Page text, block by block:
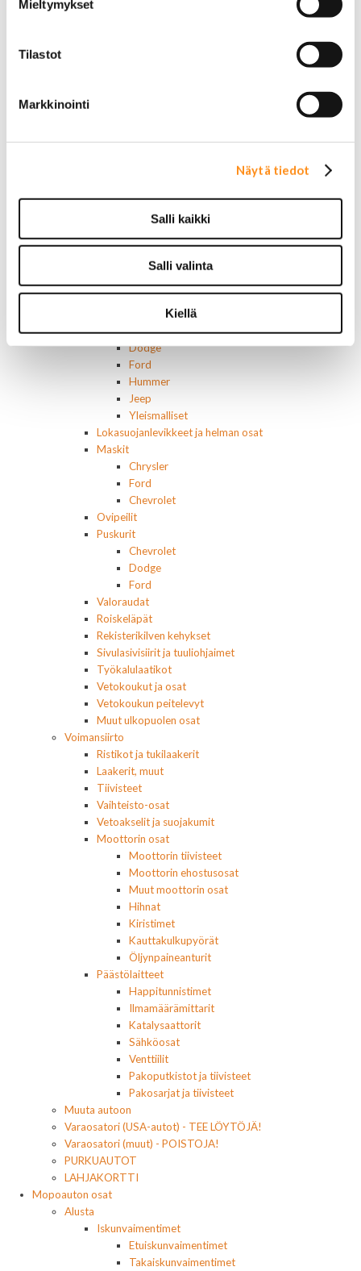
Mieltymykset
Tilastot
Markkinointi
Näytä tiedot
Salli kaikki
Salli valinta
Kiellä
Muut merkit
Ulkopuolen varusteet ja ehostus
Astinlaudat ja -putket
Erikoiskeulamerkit
Cadillac
Chevrolet
Chrysler
Dodge
Ford
Hummer
Jeep
Yleismalliset
Lokasuojanlevikkeet ja helman osat
Maskit
Chrysler
Ford
Chevrolet
Ovipeilit
Puskurit
Chevrolet
Dodge
Ford
Valoraudat
Roiskeläpät
Rekisterikilven kehykset
Sivulasivisiirit ja tuuliohjaimet
Työkalulaatikot
Vetokoukut ja osat
Vetokoukun peitelevyt
Muut ulkopuolen osat
Voimansiirto
Ristikot ja tukilaakerit
Laakerit, muut
Tiivisteet
Vaihteisto-osat
Vetoakselit ja suojakumit
Moottorin osat
Moottorin tiivisteet
Moottorin ehostusosat
Muut moottorin osat
Hihnat
Kiristimet
Kauttakulkupyörät
Öljynpaineanturit
Päästölaitteet
Happitunnistimet
Ilmamäärämittarit
Katalysaattorit
Sähköosat
Venttiilit
Pakoputkistot ja tiivisteet
Pakosarjat ja tiivisteet
Muuta autoon
Varaosatori (USA-autot) - TEE LÖYTÖJÄ!
Varaosatori (muut) - POISTOJA!
PURKUAUTOT
LAHJAKORTTI
Mopoauton osat
Alusta
Iskunvaimentimet
Etuiskunvaimentimet
Takaiskunvaimentimet